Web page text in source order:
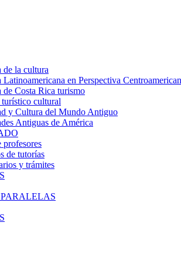
de la cultura
en Perspectiva
de Costa Rica turismo
cultural
y Cultura del Mundo Antiguo
Antiguas de América
profesores
de tutorías
y trámites